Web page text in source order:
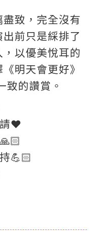
致，完全沒有
前只是綵排了
以優美悅耳的
明天會更好》
致的讚賞。
請❤️
💪🏻